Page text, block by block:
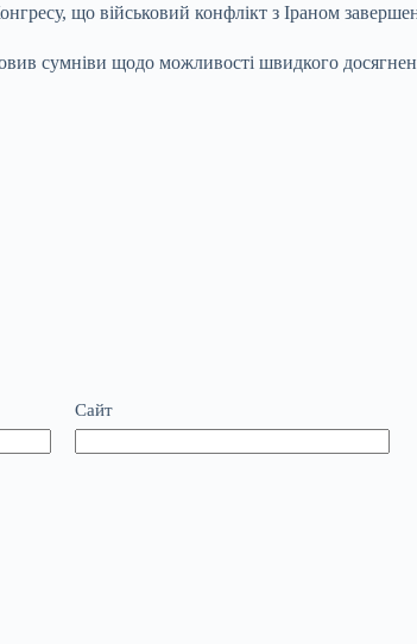
що військовий конфлікт з Іраном
сумніви щодо можливості швидкого
Сайт